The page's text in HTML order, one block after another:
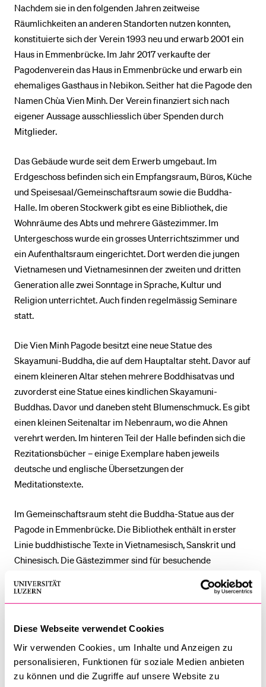
Diese Webseite verwendet Cookies
Wir verwenden Cookies, um Inhalte und Anzeigen zu
personalisieren, Funktionen für soziale Medien anbieten
zu können und die Zugriffe auf unsere Website zu
Nachdem sie in den folgenden Jahren zeitweise
Räumlichkeiten an anderen Standorten nutzen konnten,
konstituierte sich der Verein 1993 neu und erwarb 2001 ein
Haus in Emmenbrücke. Im Jahr 2017 verkaufte der
Pagodenverein das Haus in Emmenbrücke und erwarb ein
ehemaliges Gasthaus in Nebikon. Seither hat die Pagode den
Namen Chùa Vien Minh. Der Verein finanziert sich nach
eigener Aussage ausschliesslich über Spenden durch
Mitglieder.
Das Gebäude wurde seit dem Erwerb umgebaut. Im
Erdgeschoss befinden sich ein Empfangsraum, Büros, Küche
und Speisesaal/Gemeinschaftsraum sowie die Buddha-
Halle. Im oberen Stockwerk gibt es eine Bibliothek, die
Wohnräume des Abts und mehrere Gästezimmer. Im
Untergeschoss wurde ein grosses Unterrichtszimmer und
ein Aufenthaltsraum eingerichtet. Dort werden die jungen
Vietnamesen und Vietnamesinnen der zweiten und dritten
Generation alle zwei Sonntage in Sprache, Kultur und
Religion unterrichtet. Auch finden regelmässig Seminare
statt.
Die Vien Minh Pagode besitzt eine neue Statue des
Skayamuni-Buddha, die auf dem Hauptaltar steht. Davor auf
einem kleineren Altar stehen mehrere Boddhisatvas und
zuvorderst eine Statue eines kindlichen Skayamuni-
Buddhas. Davor und daneben steht Blumenschmuck. Es gibt
einen kleinen Seitenaltar im Nebenraum, wo die Ahnen
verehrt werden. Im hinteren Teil der Halle befinden sich die
Rezitationsbücher – einige Exemplare haben jeweils
deutsche und englische Übersetzungen der
Meditationstexte.
Im Gemeinschaftsraum steht die Buddha-Statue aus der
Pagode in Emmenbrücke. Die Bibliothek enthält in erster
Linie buddhistische Texte in Vietnamesisch, Sanskrit und
Chinesisch. Die Gästezimmer sind für besuchende
Der Vietnamesische Buddhismus gehört dem Mahayana-
Hingabe an den Buddha Amitabha des «Reinen Landes»
sowie die Hochachtung und Verehrung der Ahnen. Im
Tempel treffen sich täglich Laienbuddhisten um 16 Uhr, um